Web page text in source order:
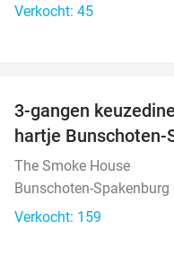
Verkocht: 45
3-gangen
hartje Bunschoten-
The Smoke House
Bunschoten-Spakenburg
Verkocht: 159